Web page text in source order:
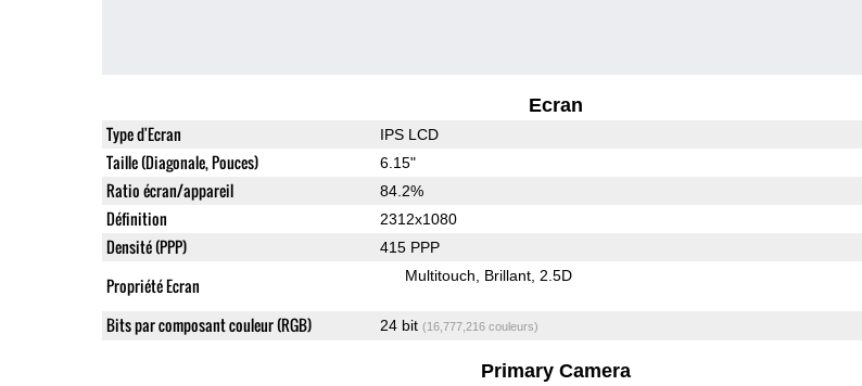
Ecran
Type d'Ecran IPS LCD
Taille (Diagonale, Pouces) 6.15"
Ratio écran/appareil 84.2%
Définition 2312x1080
Densité (PPP) 415 PPP
Propriété Ecran Multitouch Brillant 2.5D
Bits par composant couleur (RGB) 24 bit (16,777,216 couleurs)
Primary Camera